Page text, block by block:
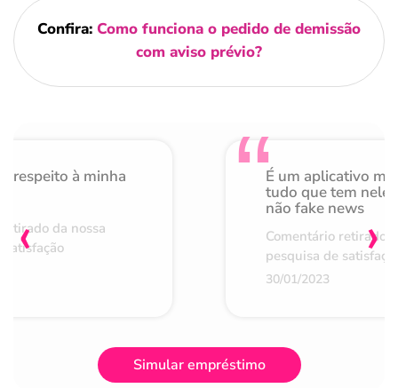
Confira: Como funciona o pedido de demissão
com aviso prévio?
respeito à minha
da nossa
É um aplicativo
tudo que tem nele
não fake news
Comentário retirado
pesquisa de
30/01/2023
‹ ›
Simular empréstimo